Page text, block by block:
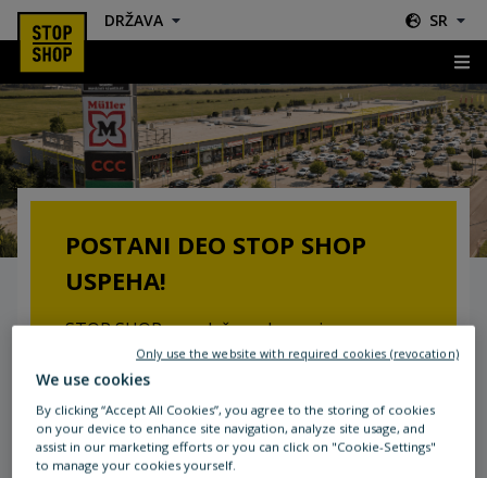
DRŽAVA SR
Zakup
POSTANI DEO STOP SHOP
USPEHA!
STOP SHOP se zalaže za kupovinu na
jednom mestu. Takođe možete iskoristiti
naše prednosti i postati deo našeg uspeha.
- Pouzdan odnos sa zakupcima
- Profesionalana podrška zakupcima kroz
We use cookies
By clicking “Accept All Cookies”, you agree to the storing of cookies
on your device to enhance site navigation, analyze site usage, and
assist in our marketing efforts or you can click on "Cookie-Settings"
to manage your cookies yourself.
Only use the website with required cookies (revocation)